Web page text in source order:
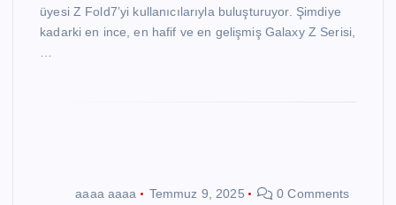
üyesi Z Fold7’yi kullanıcılarıyla buluşturuyor. Şimdiye
kadarki en ince, en hafif ve en gelişmiş Galaxy Z Serisi,
aaaa aaaa Temmuz 9, 2025 0 Comments